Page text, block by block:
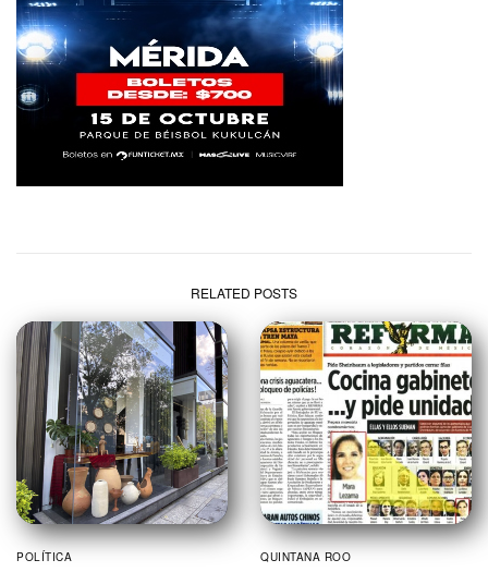
RELATED POSTS
POLÍTICA QUINTANA ROO